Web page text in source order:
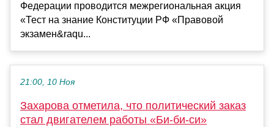
Федерации проводится межрегиональная акция
«Тест на знание Конституции РФ «Правовой
экзамен&raqu...
21:00, 10 Ноя
Захарова отметила, что политический заказ
стал двигателем работы «Би-би-си»